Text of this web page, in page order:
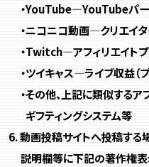
・YouTube―YouTubeパー
・ニコニコ動画―クリエイ
・Twitch―アフィリエイト
・ツイキャス―ライブ収益（
・その他、上記に類似するア
ギフティングシステム等
動画投稿サイトへ投稿する
説明欄等に下記の著作権表